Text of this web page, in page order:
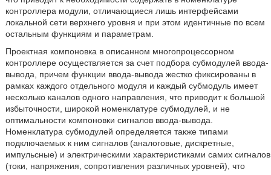
контроллера модули, отличающиеся лишь интерфейсами
локальной сети верхнего уровня и при этом идентичные по всем
остальным функциям и параметрам.
Проектная компоновка в описанном многопроцессорном
контроллере осуществляется за счет подбора субмодулей ввода-
вывода, причем функции ввода-вывода жестко фиксированы в
рамках каждого отдельного модуля и каждый субмодуль имеет
несколько каналов одного направления, что приводит к большой
избыточности, широкой номенклатуре субмодулей, и не
оптимальности компоновки сигналов ввода-вывода.
Номенклатура субмодулей определяется также типами
подключаемых к ним сигналов (аналоговые, дискретные,
импульсные) и электрическими характеристиками самих сигналов
(токи, напряжения, сопротивления различных уровней), что